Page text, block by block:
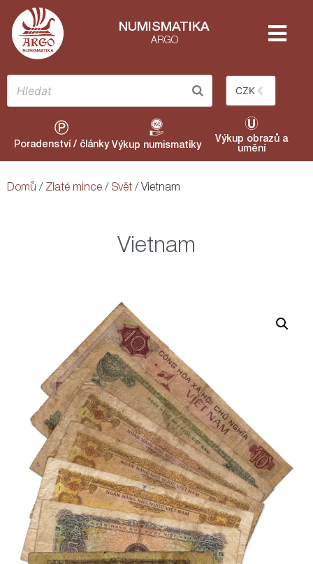
NUMISMATIKA
ARGO
CZK
Poradenství / články Výkup numismatiky
Výkup obrazů a
umění
Domů / Zlaté mince / Svět / Vietnam
Vietnam